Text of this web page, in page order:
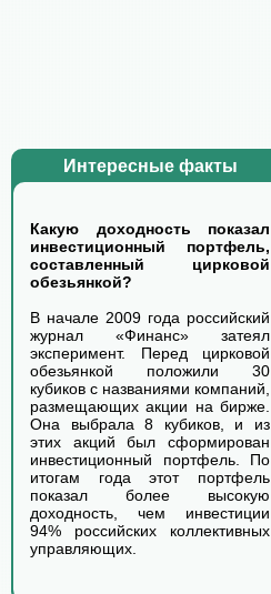
Интересные факты
Какую доходность показал
инвестиционный портфель,
составленный цирковой
обезьянкой?
В начале 2009 года российский
журнал «Финанс» затеял
эксперимент. Перед цирковой
обезьянкой положили 30
кубиков с названиями компаний,
размещающих акции на бирже.
Она выбрала 8 кубиков, и из
этих акций был сформирован
инвестиционный портфель. По
итогам года этот портфель
показал более высокую
доходность, чем инвестиции
94% российских коллективных
управляющих.